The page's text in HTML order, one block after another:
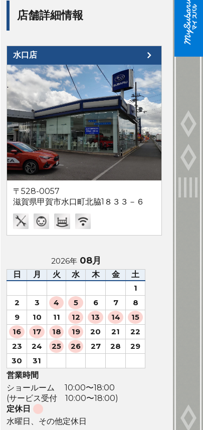
店舗詳細情報
水口店
〒528-0057
滋賀県甲賀市水口町北脇1８３３－６
2026年 08月
日 月 火 水 木 金 土
1
2
3 4 5 6 7
8
9
10 11 12 13 14
15
16
17 18 19 20 21
22
23
24 25 26 27 28
29
30
31
営業時間
ショールーム 10:00〜18:00
(サービス受付 10:00〜18:00)
定休日
水曜日、その他定休日